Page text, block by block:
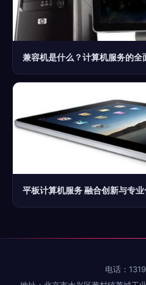
兼容机是什么？计算机服务的全
平板计算机服务 融合创新与专
电话：